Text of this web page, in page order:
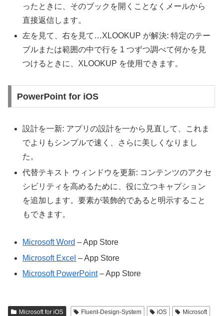
ったときに、そのブックを開くことなくメールから
直接返信します。
左を見て、右を見て…XLOOKUP が解決: 特定のテー
ブルまたは範囲の中で行を 1 つずつ調べて何かを見
つけるときに、XLOOKUP を使用できます。
PowerPoint for iOS
設計を一新: アプリの設計を一から見直して、これま
でよりもシンプルで速く、さらに美しくなりまし
た。
代替テキスト ウィンドウを更新: コンテンツのアクセ
シビリティを高めるために、役に立つキャプション
を追加します。要素が装飾的であると明示すること
もできます。
Microsoft Word – App Store
Microsoft Excel – App Store
Microsoft PowerPoint– App Store
Microsoft for iOS Fluent-Design-System iOS
Microsoft